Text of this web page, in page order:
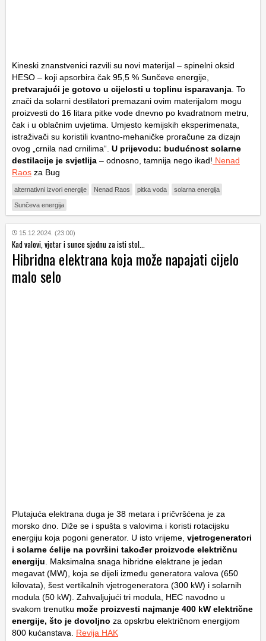
Kineski znanstvenici razvili su novi materijal – spinelni oksid
HESO – koji apsorbira čak 95,5 % Sunčeve energije,
pretvarajući je gotovo u cijelosti u toplinu isparavanja . To
znači da solarni destilatori premazani ovim materijalom mogu
proizvesti do 16 litara pitke vode dnevno po kvadratnom metru,
čak i u oblačnim uvjetima. Umjesto kemijskih eksperimenata,
istraživači su koristili kvantno-mehaničke proračune za dizajn
ovog „crnila nad crnilima“. U prijevodu: budućnost solarne
destilacije je svjetlija – odnosno, tamnija nego ikad! Nenad
Raos za Bug
alternativni izvori energije Nenad Raos pitka voda solarna energija
Sunčeva energija
15.12.2024. (23:00)
Kad valovi, vjetar i sunce sjednu za isti stol...
Hibridna elektrana koja može napajati cijelo
malo selo
Plutajuća elektrana duga je 38 metara i pričvršćena je za
morsko dno. Diže se i spušta s valovima i koristi rotacijsku
energiju koja pogoni generator. U isto vrijeme, vjetrogeneratori
i solarne ćelije na površini također proizvode električnu
energiju . Maksimalna snaga hibridne elektrane je jedan
megavat (MW), koja se dijeli između generatora valova (650
kilovata), šest vertikalnih vjetrogeneratora (300 kW) i solarnih
modula (50 kW). Zahvaljujući tri modula, HEC navodno u
svakom trenutku može proizvesti najmanje 400 kW električne
energije, što je dovoljno za opskrbu električnom energijom
800 kućanstava. Revija HAK